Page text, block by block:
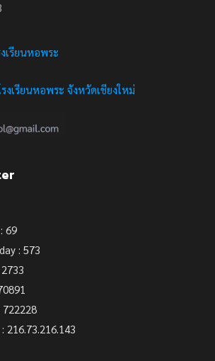
เรียนหอพระ
งเรียนหอพระ จังหวัดเชียงใหม่
69
: 573
216.73.216.143